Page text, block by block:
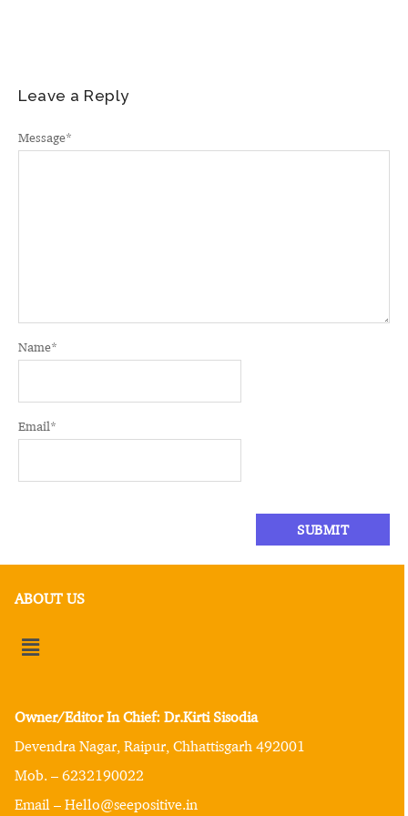
Leave a Reply
Message*
Name*
Email*
ABOUT US
Owner/Editor In Chief: Dr.Kirti Sisodia
Devendra Nagar, Raipur, Chhattisgarh 492001
Mob. – 6232190022
Email – Hello@seepositive.in